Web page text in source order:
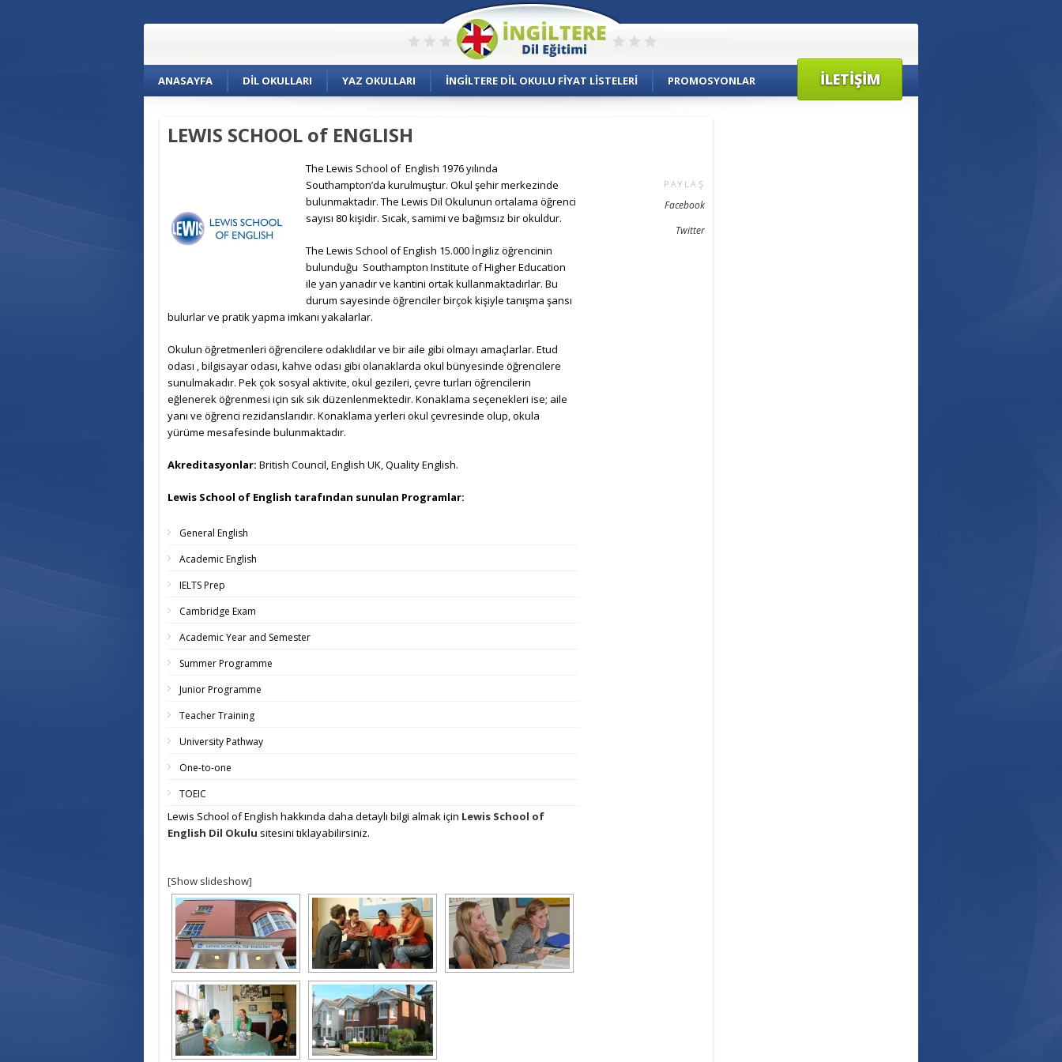
ANASAYFA DIL OKULLARI YAZ OKULLARI İNGILTERE DIL OKULU FIYAT LISTELERI PROMOSYONLAR İLETIŞIM
LEWIS SCHOOL of ENGLISH
The Lewis School of English 1976 yılında
Southampton’da kurulmuştur. Okul şehir merkezinde
bulunmaktadır. The Lewis Dil Okulunun ortalama öğrenci
sayısı 80 kişidir. Sıcak, samimi ve bağımsız bir okuldur.
The Lewis School of English 15.000 İngiliz öğrencinin
bulunduğu Southampton Institute of Higher Education
ile yan yanadır ve kantini ortak kullanmaktadırlar. Bu
durum sayesinde öğrenciler birçok kişiyle tanışma şansı
bulurlar ve pratik yapma imkanı yakalarlar.
Okulun öğretmenleri öğrencilere odaklıdılar ve bir aile gibi olmayı amaçlarlar. Etud
odası , bilgisayar odası, kahve odası gibi olanaklarda okul bünyesinde öğrencilere
sunulmakadır. Pek çok sosyal aktivite, okul gezileri, çevre turları öğrencilerin
eğlenerek öğrenmesi için sık sık düzenlenmektedir. Konaklama seçenekleri ise; aile
yanı ve öğrenci rezidanslarıdır. Konaklama yerleri okul çevresinde olup, okula
yürüme mesafesinde bulunmaktadır.
Akreditasyonlar: British Council, English UK, Quality English.
Lewis School of English tarafından sunulan Programlar:
General English
Academic English
IELTS Prep
Cambridge Exam
Academic Year and Semester
Summer Programme
Junior Programme
Teacher Training
University Pathway
One-to-one
TOEIC
Lewis School of English hakkında daha detaylı bilgi almak için Lewis School of
English Dil Okulu sitesini tıklayabilirsiniz.
[Show slideshow]
PAYLAŞ
Facebook
Twitter